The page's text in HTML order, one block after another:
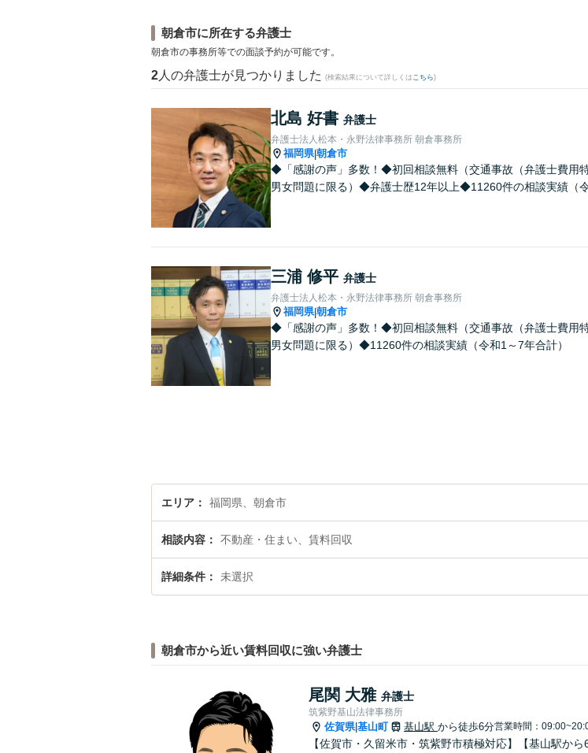
朝倉市に所在する弁護士
朝倉市の事務所等での面談予約が可能です。
2 人の弁護士が見つかりました (検索結果について詳しくは こちら)
北島 好書 弁護士
弁護士法人松本・永野法律事務所 朝倉事務所
福岡県|朝倉市
◆「感謝の声」多数！◆初回相談無料（交通事故（弁護士費用
男女問題に限る）◆弁護士歴12年以上◆11260件の相談実績（令
三浦 修平 弁護士
弁護士法人松本・永野法律事務所 朝倉事務所
福岡県|朝倉市
◆「感謝の声」多数！◆初回相談無料（交通事故（弁護士費用
男女問題に限る）◆11260件の相談実績（令和1～7年合計）
エリア 福岡県、朝倉市
相談内容 不動産・住まい、賃料回収
詳細条件 未選択
朝倉市から近い賃料回収に強い弁護士
尾関 大雅 弁護士
筑紫野基山法律事務所
佐賀県|基山町 基山駅 から徒歩6分営業時間：
【佐賀市・久留米市・筑紫野市積極対応】【基山駅か